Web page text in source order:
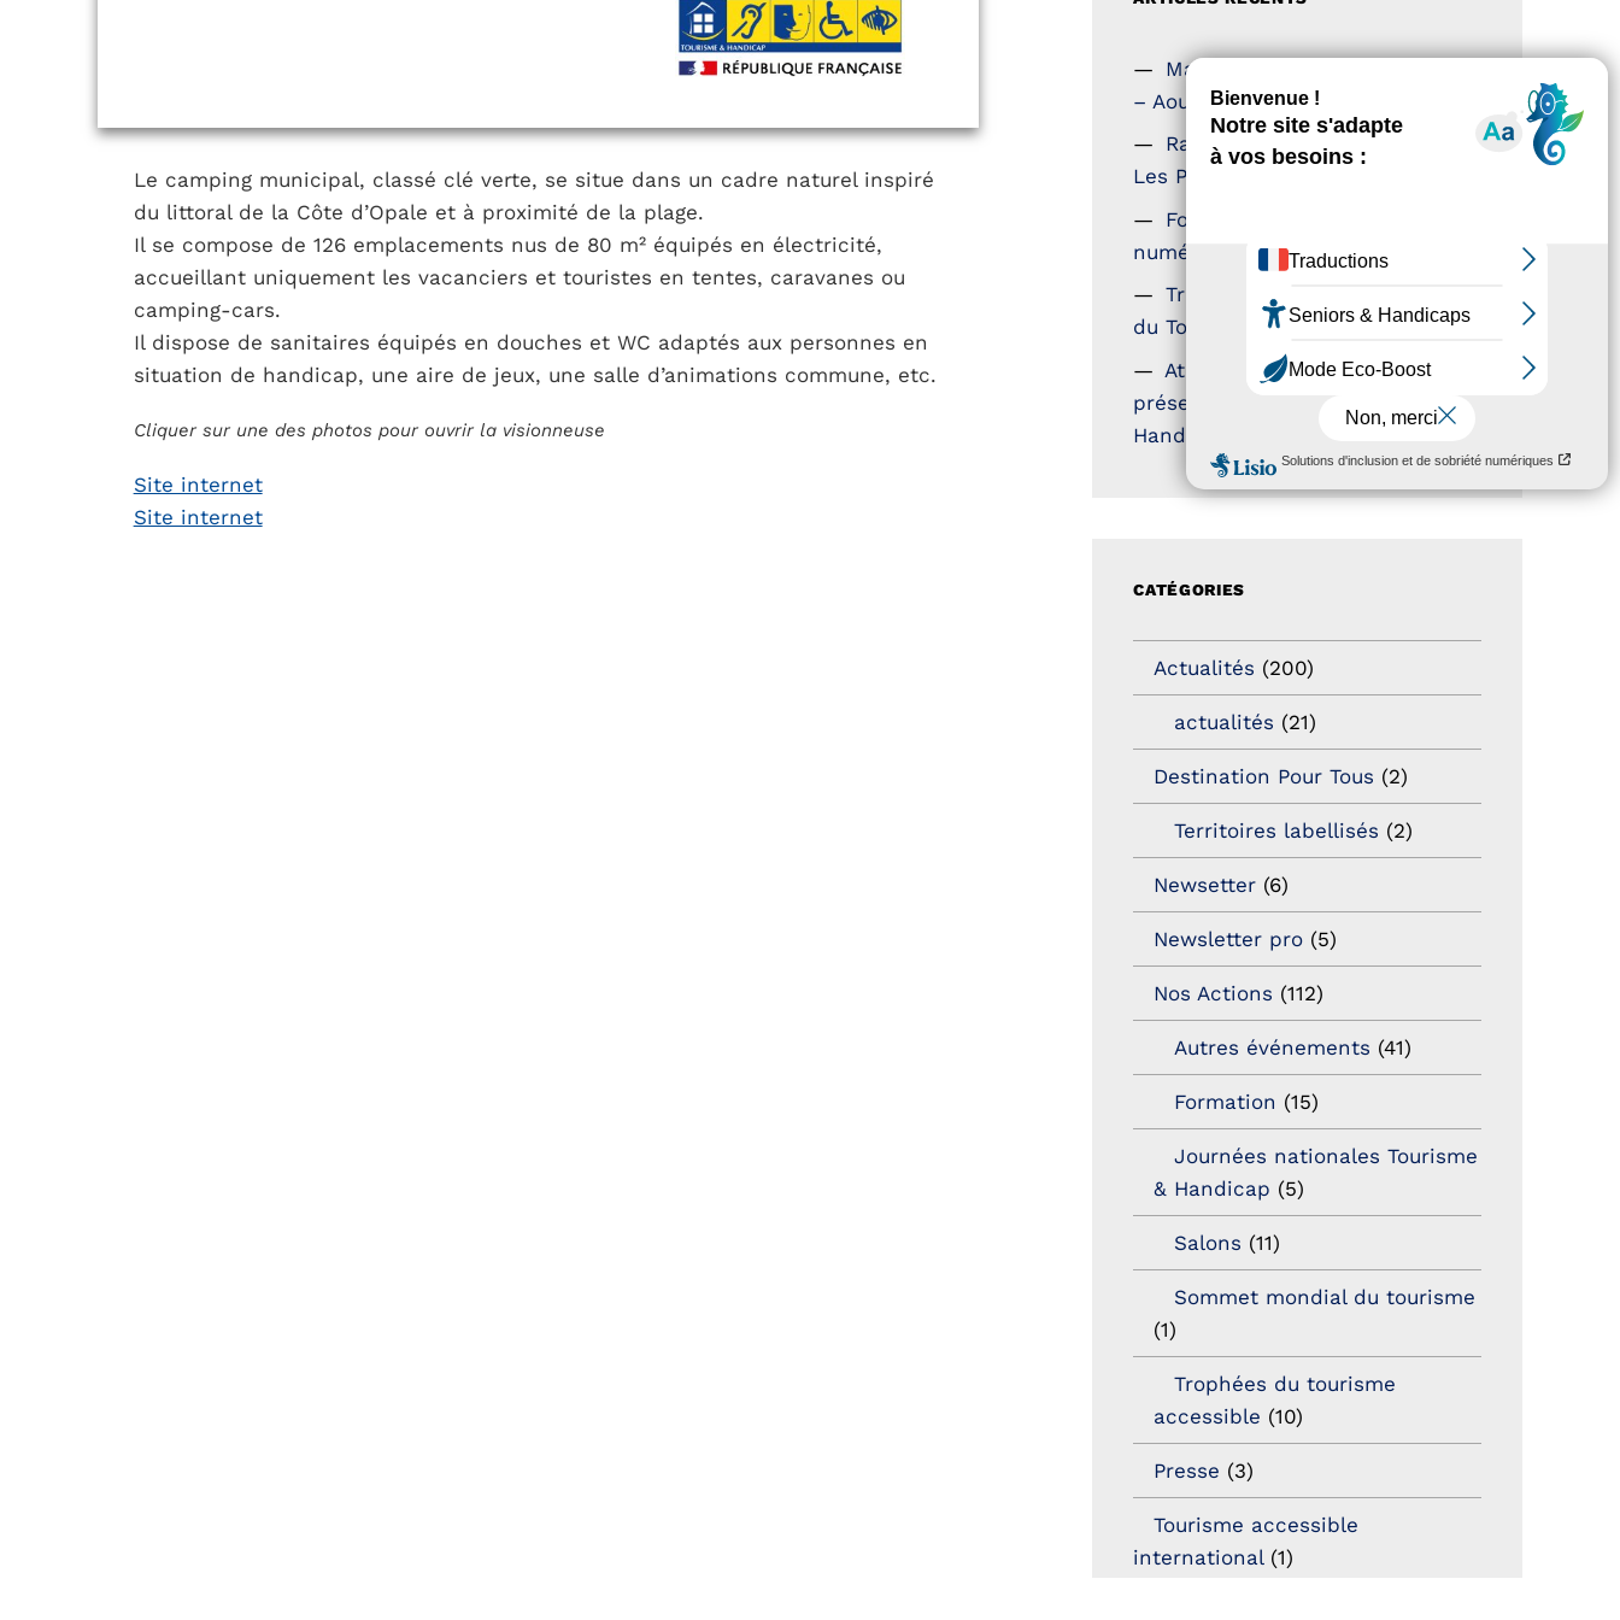
Le camping municipal, classé clé verte, se situe dans un cadre naturel inspiré
du littoral de la Côte d’Opale et à proximité de la plage.
Il se compose de 126 emplacements nus de 80 m² équipés en électricité,
accueillant uniquement les vacanciers et touristes en tentes, caravanes ou
camping-cars.
Il dispose de sanitaires équipés en douches et WC adaptés aux personnes en
situation de handicap, une aire de jeux, une salle d’animations commune, etc.
Cliquer sur une des photos pour ouvrir la visionneuse
Site internet
Site internet
Magazine Tourisme Accessible
– Aout 2026
Rallye Aicha des Gazelles –
Les Petillantes
Formation Communication
numérique
Trophées Horizons – Acteurs
du Tourisme Durable
Atout France – flyer
présentation label Tourisme &
Handicap
CATÉGORIES
Actualités (200)
actualités (21)
Destination Pour Tous (2)
Territoires labellisés (2)
Newsetter (6)
Newsletter pro (5)
Nos Actions (112)
Autres événements (41)
Formation (15)
Journées nationales Tourisme
& Handicap (5)
Salons (11)
Sommet mondial du tourisme
(1)
Trophées du tourisme
accessible (10)
Presse (3)
Tourisme accessible
international(1)